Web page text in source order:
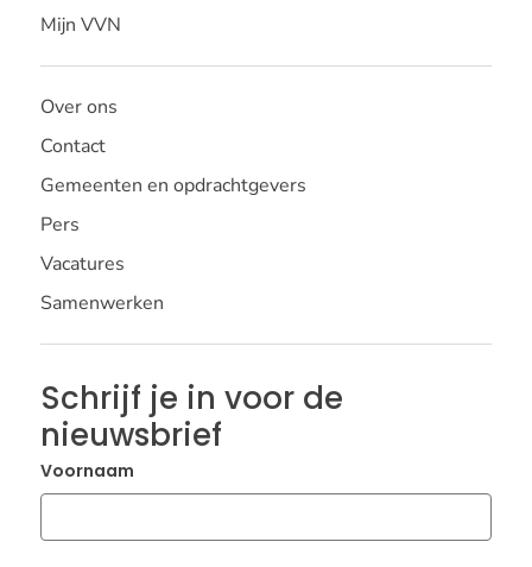
Mijn VVN
Over ons
Contact
Gemeenten en opdrachtgevers
Pers
Vacatures
Samenwerken
Schrijf je in voor de
nieuwsbrief
Voornaam